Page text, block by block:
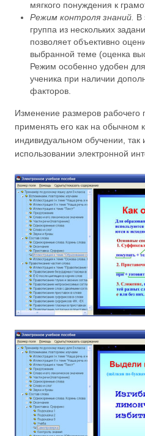
мягкого понуждения к
Режим контроля знаний. В
группа из нескольких
позволяет объективно
выбранной теме (оценка
Режим особенно удобен
ученика при наличии
факторов.
Изменение размеров рабочего
применять его как на обычном
индивидуальном обучении, так
использовании электронной